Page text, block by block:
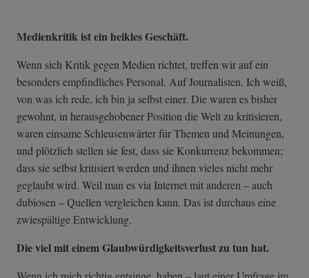
Medienkritik ist ein heikles Geschäft.
Wenn sich Kritik gegen Medien richtet, treffen wir auf ein
besonders empfindliches Personal. Auf Journalisten. Ich weiß,
von was ich rede, ich bin ja selbst einer. Die waren es bisher
gewohnt, in herausgehobener Position die Welt zu kritisieren,
waren einsame Schleusenwärter für Themen und Meinungen,
und plötzlich stellen sie fest, dass sie Konkurrenz bekommen;
dass sie selbst kritisiert werden und ihnen vieles nicht mehr
geglaubt wird. Weil man es via Internet mit anderen – auch
dubiosen – Quellen vergleichen kann. Das ist durchaus eine
zwiespältige Entwicklung.
Die viel mit einem Glaubwürdigkeitsverlust zu tun hat.